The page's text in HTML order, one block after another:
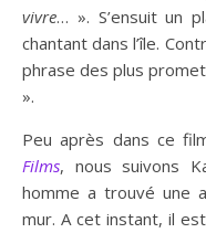
vivre… ». S’ensuit un
chantant dans l’île.
phrase des plus
».
Peu après dans ce
Films, nous suivons
homme a trouvé une
mur. A cet instant, il